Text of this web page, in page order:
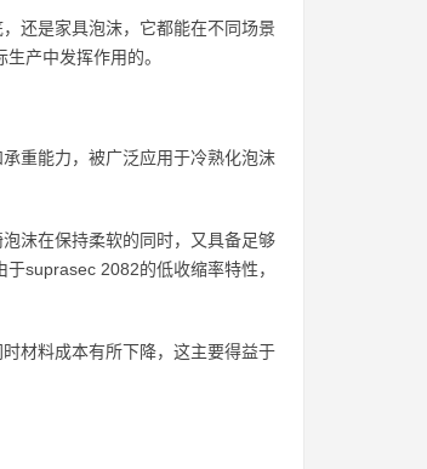
还是家具泡沫，它都能在不同场景
产中发挥作用的。
重能力，被广泛应用于冷熟化泡沫
沫在保持柔软的同时，又具备足够
suprasec 2082的低收缩率特性，
材料成本有所下降，这主要得益于